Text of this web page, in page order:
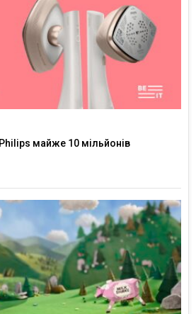
майже 10 мільйонів